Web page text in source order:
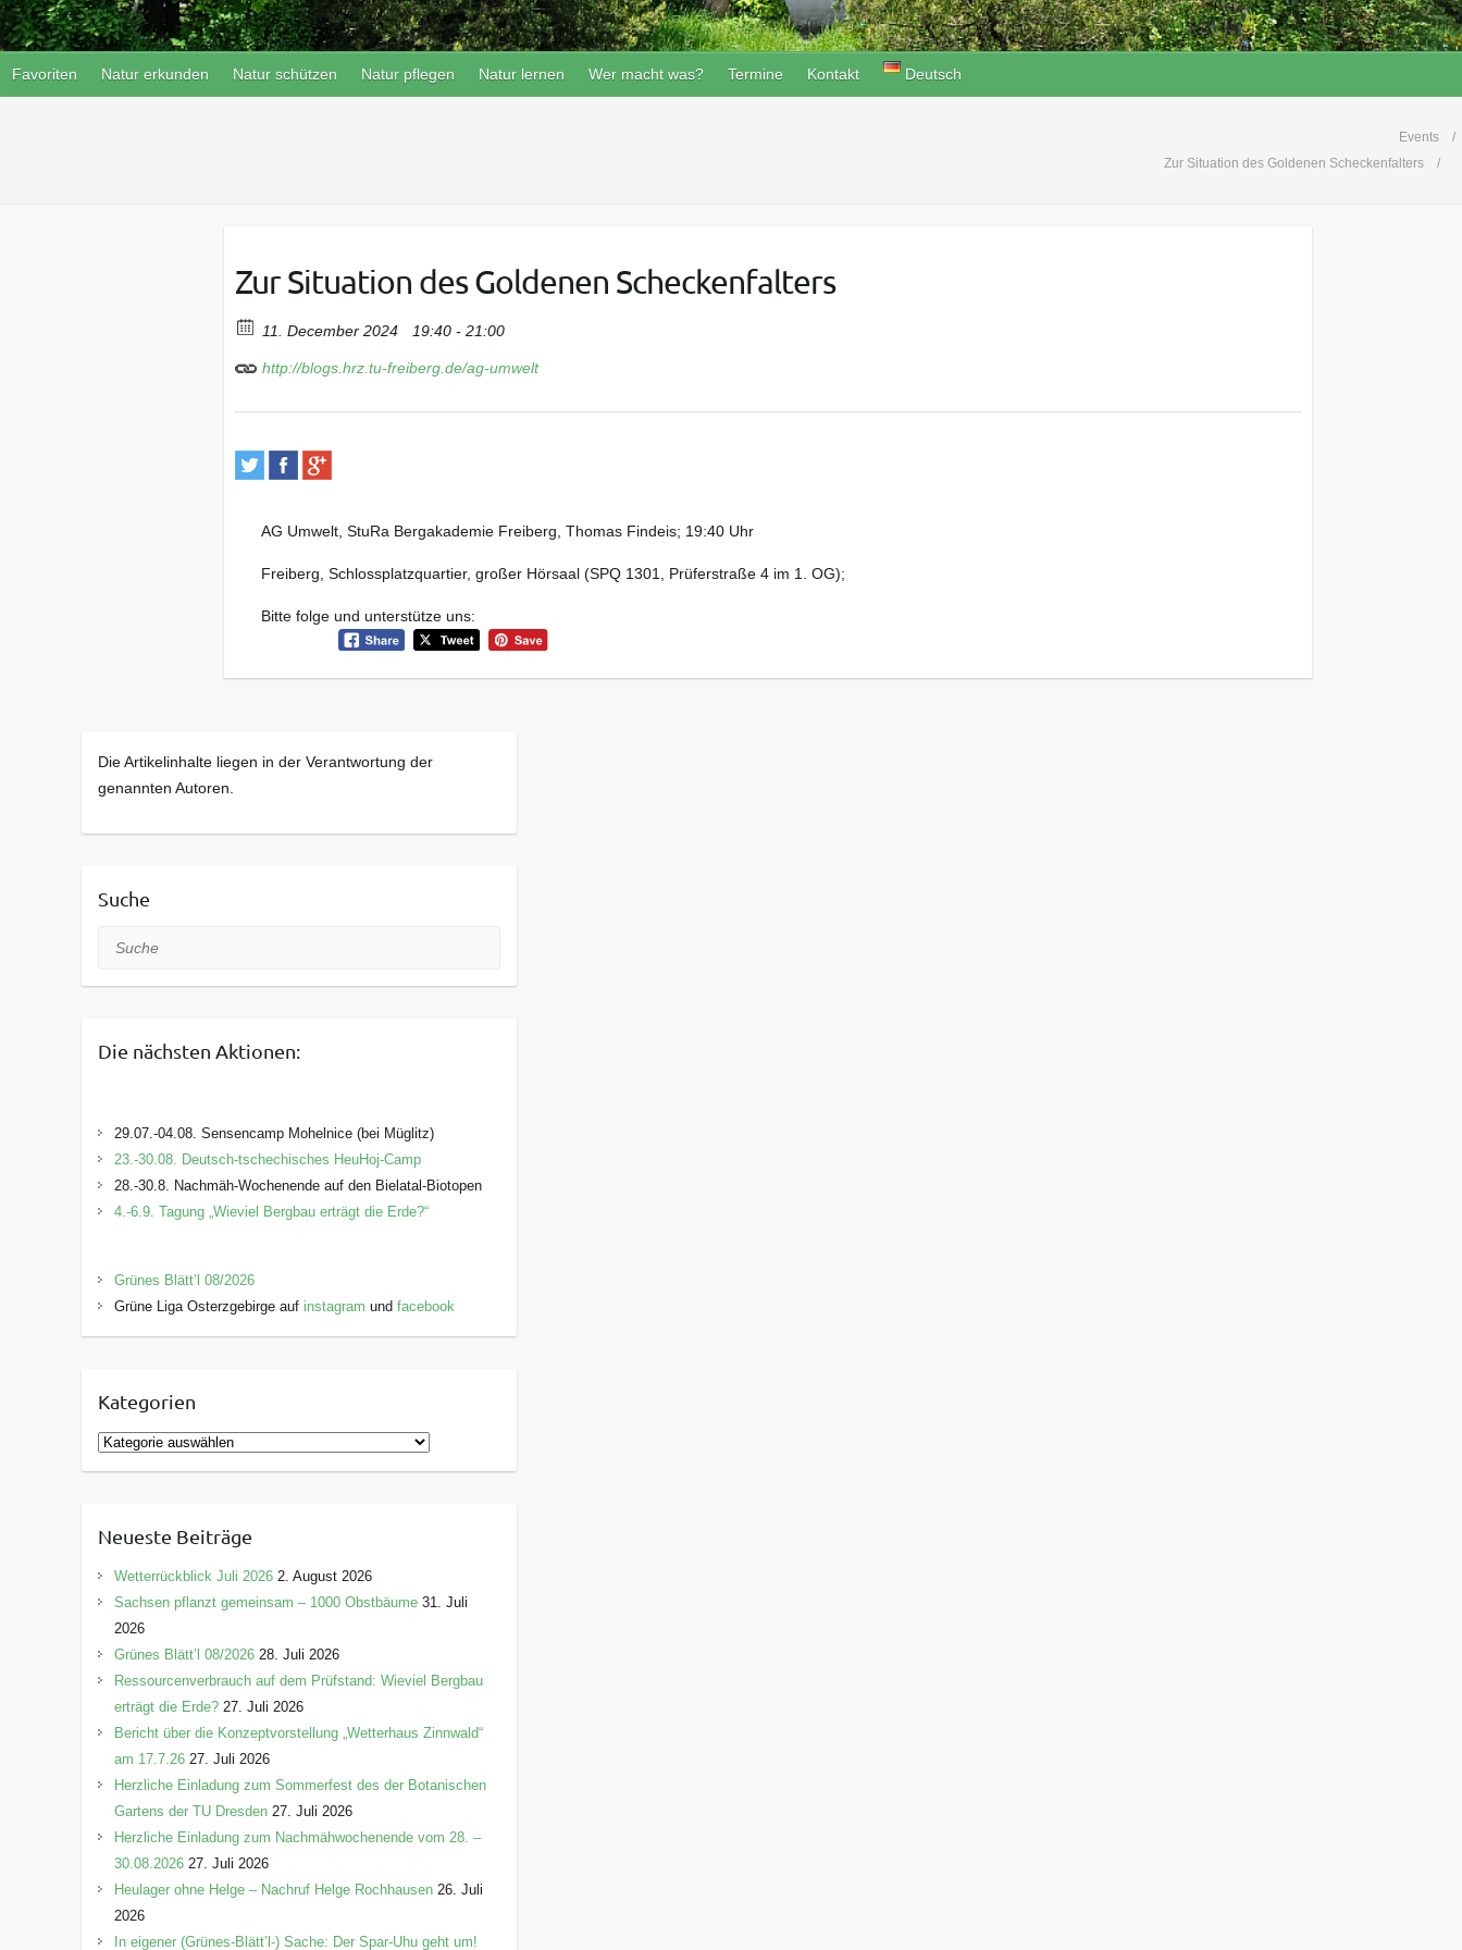
Favoriten Natur erkunden Natur schützen Natur pflegen Natur lernen Wer macht was? Termine Kontakt Deutsch
Events
Zur Situation des Goldenen Scheckenfalters
Zur Situation des Goldenen Scheckenfalters
11. December 2024 19:40 - 21:00
http://blogs.hrz.tu-freiberg.de/ag-umwelt
AG Umwelt, StuRa Bergakademie Freiberg, Thomas Findeis; 19:40 Uhr
Freiberg, Schlossplatzquartier, großer Hörsaal (SPQ 1301, Prüferstraße 4 im 1. OG);
Bitte folge und unterstütze uns:
Die Artikelinhalte liegen in der Verantwortung der
genannten Autoren.
Suche
Suche
Die nächsten Aktionen:
29.07.-04.08. Sensencamp Mohelnice (bei Müglitz)
23.-30.08. Deutsch-tschechisches HeuHoj-Camp
28.-30.8. Nachmäh-Wochenende auf den Bielatal-Biotopen
4.-6.9. Tagung „Wieviel Bergbau erträgt die Erde?“
Grünes Blätt’l 08/2026
Grüne Liga Osterzgebirge auf instagram und facebook
Kategorien
K
a
g
o
r
e
n
Neueste Beiträge
Wetterrückblick Juli 2026 2. August 2026
Sachsen pflanzt gemeinsam – 1000 Obstbäume 31. Juli
2026
Grünes Blätt’l 08/2026 28. Juli 2026
Ressourcenverbrauch auf dem Prüfstand: Wieviel Bergbau
erträgt die Erde? 27. Juli 2026
Bericht über die Konzeptvorstellung „Wetterhaus Zinnwald“
am 17.7.26 27. Juli 2026
Herzliche Einladung zum Sommerfest des der Botanischen
Gartens der TU Dresden 27. Juli 2026
Herzliche Einladung zum Nachmähwochenende vom 28. –
30.08.2026 27. Juli 2026
Heulager ohne Helge – Nachruf Helge Rochhausen 26. Juli
2026
In eigener (Grünes-Blätt’l-) Sache: Der Spar-Uhu geht um!